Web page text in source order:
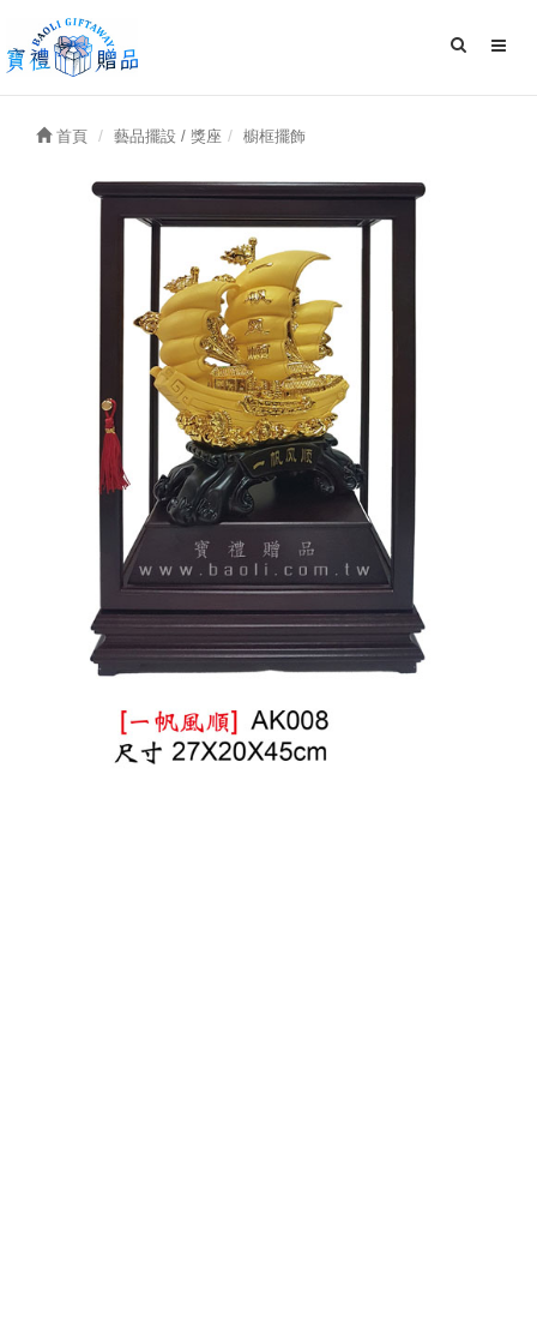
首頁 藝品擺設 / 獎座 櫥框擺飾